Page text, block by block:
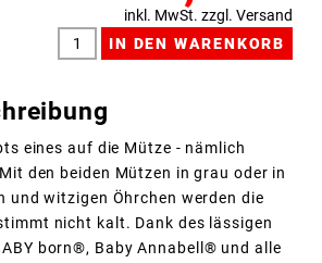
inkl. MwSt. zzgl. Versand
eines auf die Mütze - nämlich
den beiden Mützen in grau oder in
und witzigen Öhrchen werden die
nicht kalt. Dank des lässigen
born®, Baby Annabell® und alle